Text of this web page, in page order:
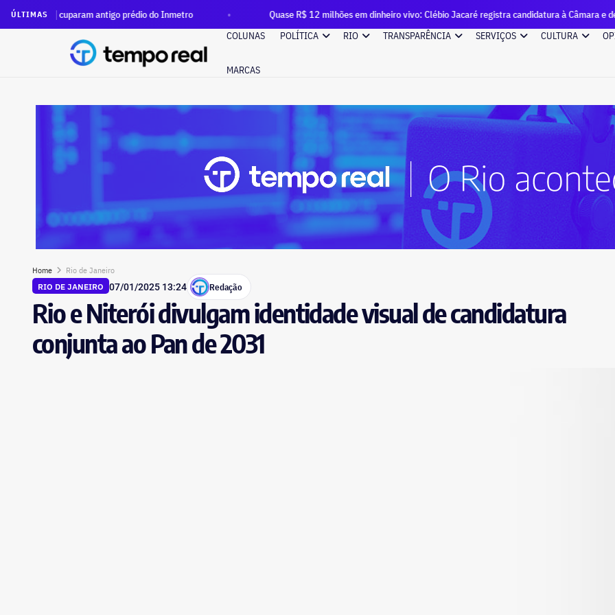
ÚLTIMASantigo prédio do Inmetro Quase R$ 12 milhões em dinheiro vivo: Clébio Jacaré registra candidatura à Câmara e declara
COLUNAS
POLÍTICA RIO TRANSPARÊNCIA SERVIÇOS CULTURA
MARCAS
Home
Rio de Janeiro
RIO DE JANEIRO 07/01/2025 13:24 Redação
Rio e Niterói divulgam identidade visual de candidatura
conjunta ao Pan de 2031